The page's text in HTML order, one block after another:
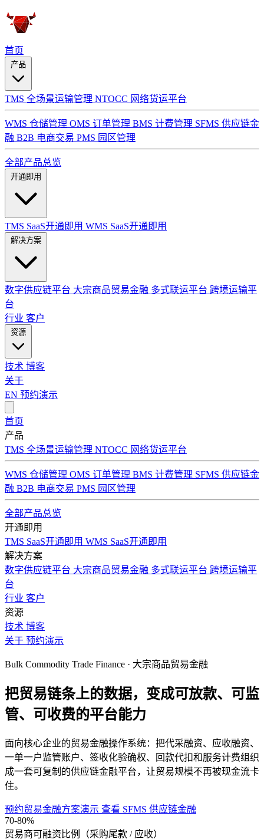
首页
TMS 全场景运输管理 NTOCC 网络货运平台
WMS 仓储管理 OMS 订单管理 BMS 计费管理 SFMS 供应链金
融 B2B 电商交易 PMS 园区管理
全部产品总览
TMS SaaS开通即用 WMS SaaS开通即用
数字供应链平台 大宗商品贸易金融 多式联运平台 跨境运输平
台
行业 客户
技术 博客
关于
EN 预约演示
首页
产品
TMS 全场景运输管理 NTOCC 网络货运平台
WMS 仓储管理 OMS 订单管理 BMS 计费管理 SFMS 供应链金
融 B2B 电商交易 PMS 园区管理
全部产品总览
开通即用
TMS SaaS开通即用 WMS SaaS开通即用
解决方案
数字供应链平台 大宗商品贸易金融 多式联运平台 跨境运输平
台
行业 客户
资源
技术 博客
关于 预约演示
Bulk Commodity Trade Finance · 大宗商品贸易金融
把贸易链条上的数据，变成可放款、可监
管、可收费的平台能力
面向核心企业的贸易金融操作系统：把代采融资、应收融资、
一单一户监管账户、签收化验确权、回款代扣和服务计费组织
成一套可复制的供应链金融平台，让贸易规模不再被现金流卡
住。
预约贸易金融方案演示 查看 SFMS 供应链金融
70-80%
贸易商可融资比例（采购尾款 / 应收）